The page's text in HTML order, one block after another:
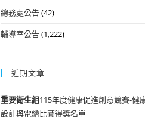
總務處公告(42)
輔導室公告(1,222)
近期文章
重要衛生組115年度健康促進創意競賽-健
設計與電繪比賽得獎名單